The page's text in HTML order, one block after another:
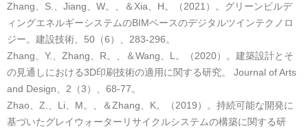
Zhang、S.、Jiang、W。、＆Xia、H。（2021）。グリーンビルデ
ィングエネルギーシステムのBIMベースのデジタルツインテクノロ
ジー。建設技術、50（6）、283-296。
Zhang、Y.、Zhang、R。、＆Wang、L。（2020）。建築設計とそ
の見通しにおける3D印刷技術の適用に関する研究。 Journal of Arts
and Design、2（3）、68-77。
Zhao、Z.、Li、M。、＆Zhang、K。（2019）。持続可能な開発に
基づいたグレイウォーターリサイクルシステムの構築に関する研